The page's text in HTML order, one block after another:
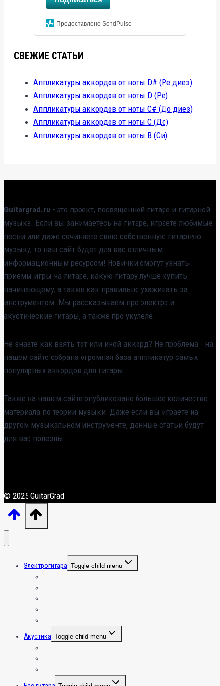
Предоставлено SendPulse
СВЕЖИЕ СТАТЬИ
Аппликатуры аккордов от ноты D# (Ре диез)
Аппликатуры аккордов от ноты D (Ре)
Аппликатуры аккордов от ноты C# (До диез)
Аппликатуры аккордов от ноты C (До)
Аппликатуры аккордов от ноты B (Си)
Guitargrad.ru - это проект, посвященной гитаре и гитарной
музыке. Если вы занимаетесь на гитаре, играете любимые
песни или даже сочиняете свою собственную гитарную
музыку, то наш сайт будет для вас отличным
информационным ресурсом! Новички смогут узнать
приемы игры на гитаре, какую гитару лучше купить
начинающему, а также как правильно ухаживать за
инструментом. Мы рассказываем про электро и
акустические гитары, а также про укулеле.
Не знаете как взять тот или иной аккорд? Не проблема - на
нашем сайте собрана огромная база аппликатур самых
популярных аккордов для гитары.
Также на нашем сайте опубликовано большое количество
материала по теории музыки. Даже если вы играете на
другом музыкальном инструменте, данные статьи будут
для вас полезны.
© 2025 GuitarGrad
Электрогитара Toggle child menu
Акустика Toggle child menu